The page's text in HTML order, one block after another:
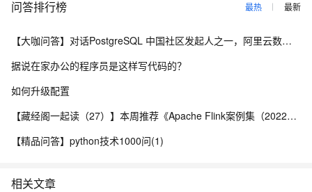
问答排行榜 最热 最新
【大咖问答】对话PostgreSQL 中国社区发起人之一，阿里云数据库高级专家 德哥
据说在家办公的程序员是这样写代码的？
如何升级配置
【藏经阁一起读（27）】本周推荐《Apache Flink案例集（2022版）》，你有哪些心得？
【精品问答】python技术1000问(1)
相关文章